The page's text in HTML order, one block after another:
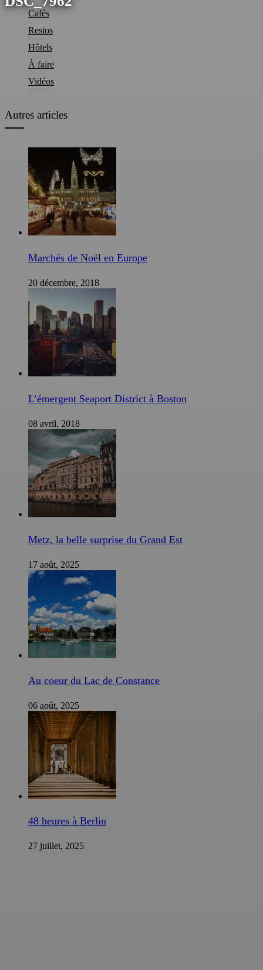
Cafés
Restos
Hôtels
À faire
Vidéos
Autres articles
Marchés de Noël en Europe
20 décembre, 2018
L’émergent Seaport District à Boston
08 avril, 2018
Metz, la belle surprise du Grand Est
17 août, 2025
Au coeur du Lac de Constance
06 août, 2025
48 heures à Berlin
27 juillet, 2025